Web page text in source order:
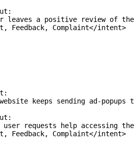
leaves a positive review of
Feedback, Complaint</intent>
keeps sending ad-popups
user requests help accessing
Feedback, Complaint</intent>